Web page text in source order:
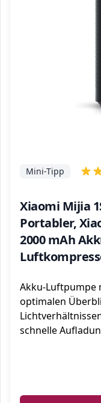
Xiaomi Mijia
Portabler,
2000 mAh
Scooter etc.
Mini-Tipp
Akku-Luftpumpe
optimalen
schnelle